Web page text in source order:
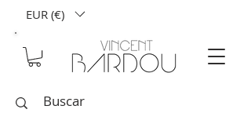
EUR (€)